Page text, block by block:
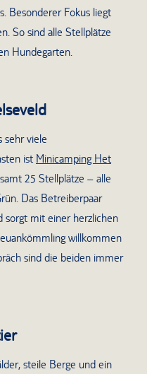
Besonderer Fokus liegt
So sind alle Stellplätze
Hundegarten.
sehr viele
ist Minicamping Het
25 Stellplätze – alle
Das Betreiberpaar
sorgt mit einer herzlichen
willkommen
sind die beiden immer
steile Berge und ein